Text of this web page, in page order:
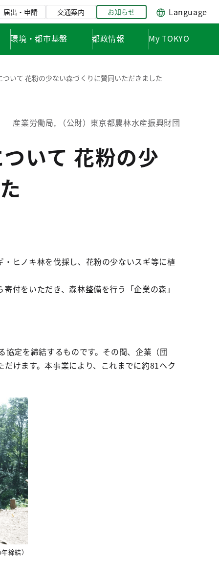
届出・申請 交通案内 お知らせ Language
環境・都市基盤 都政情報 My TOKYO
いて 花粉の少ない森づくりに賛同いただきました
産業労働局, （公財）東京都農林水産振興財団
いて 花粉の少
ヒノキ林を伐採し、花粉の少ないスギ等に植
付をいただき、森林整備を行う「企業の森」
定を締結するものです。その間、企業（団
けます。本事業により、これまでに約81ヘク
締結）